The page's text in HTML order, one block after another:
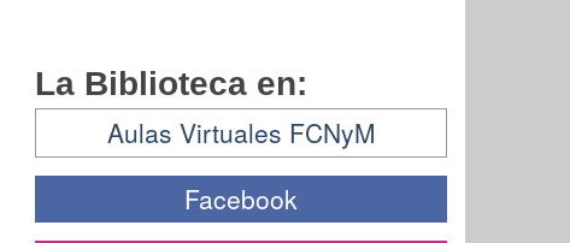
La Biblioteca en:
Aulas Virtuales FCNyM
Facebook